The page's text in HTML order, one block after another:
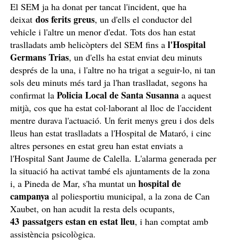
El SEM ja ha donat per tancat l'incident, que ha
deixat dos ferits greus, un d'ells el conductor del
vehicle i l'altre un menor d'edat. Tots dos han estat
traslladats amb helicòpters del SEM fins a l'Hospital
Germans Trias, un d'ells ha estat enviat deu minuts
després de la una, i l'altre no ha trigat a seguir-lo, ni tan
sols deu minuts més tard ja l'han traslladat, segons ha
confirmat la Policia Local de Santa Susanna a aquest
mitjà, cos que ha estat col·laborant al lloc de l'accident
mentre durava l'actuació. Un ferit menys greu i dos dels
lleus han estat traslladats a l'Hospital de Mataró, i cinc
altres persones en estat greu han estat enviats a
l'Hospital Sant Jaume de Calella. L'alarma generada per
la situació ha activat també els ajuntaments de la zona
i, a Pineda de Mar, s'ha muntat un hospital de
campanya al poliesportiu municipal, a la zona de Can
Xaubet, on han acudit la resta dels ocupants,
43 passatgers estan en estat lleu, i han comptat amb
assistència psicològica.